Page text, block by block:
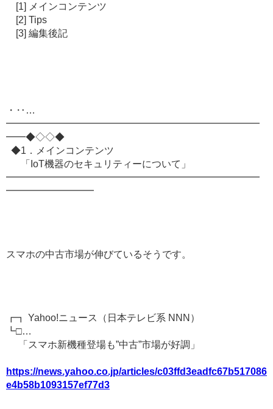
[1] メインコンテンツ
[2] Tips
[3] 編集後記
・‥…
━━━━━━━━━━━━━━━━━━━━━━━━━━
━━◆◇◇◆
◆1．メインコンテンツ
「IoT機器のセキュリティーについて」
━━━━━━━━━━━━━━━━━━━━━━━━━━
━━━━━━━━━
スマホの中古市場が伸びているそうです。
┏┓ Yahoo!ニュース（日本テレビ系 NNN）
┗□…
「スマホ新機種登場も”中古”市場が好調」
https://news.yahoo.co.jp/articles/c03ffd3eadfc67b517086
e4b58b1093157ef77d3